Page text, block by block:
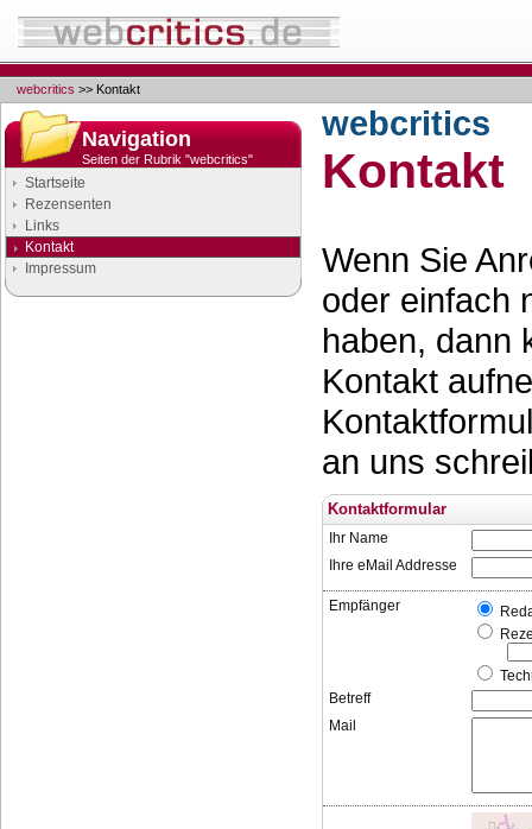
webcritics >> Kontakt
Navigation
Seiten der Rubrik "webcritics"
Startseite
Rezensenten
Links
Kontakt
Impressum
webcritics
Kontakt
Wenn Sie
oder einfach
haben, dann
Kontakt
an uns
Kontaktformular
Ihr Name
Ihre eMail Addresse
Empfänger
Betreff
Mail